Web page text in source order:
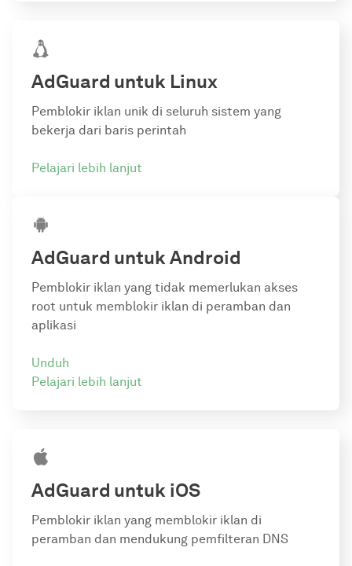
AdGuard untuk Linux
Pemblokir iklan unik di seluruh sistem yang
bekerja dari baris perintah
Pelajari lebih lanjut
AdGuard untuk Android
Pemblokir iklan yang tidak memerlukan akses
root untuk memblokir iklan di peramban dan
aplikasi
Pelajari lebih lanjut
Unduh
AdGuard untuk iOS
Pemblokir iklan yang memblokir iklan di
peramban dan mendukung pemfilteran DNS